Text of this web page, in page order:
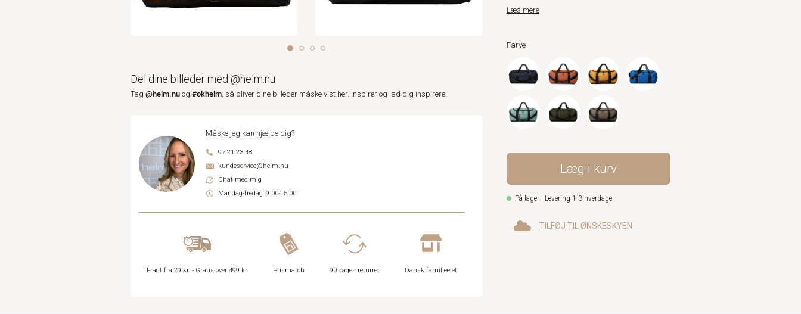
Del dine billeder med @helm.nu
Tag @helm.nu og #okhelm, så bliver dine billeder måske vist her. Inspirer og lad dig inspirere.
Måske jeg kan hjælpe dig?
97 21 23 48
kundeservice@helm.nu
Chat med mig
Mandag-fredag: 9.00-15.00
Fragt fra 29 kr. - Gratis over 499 kr. Prismatch 90 dages returret Dansk familieejet
Læs mere
Farve
Læg i kurv
På lager - Levering 1-3 hverdage
TILFØJ TIL ØNSKESKYEN